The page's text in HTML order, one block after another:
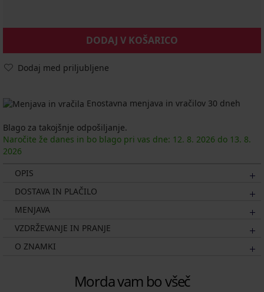
DODAJ V KOŠARICO
Dodaj med priljubljene
Enostavna menjava in vračilov 30 dneh
Blago za takojšnje odpošiljanje.
Naročite že danes in bo blago pri vas dne: 12. 8. 2026 do 13. 8.
2026
OPIS
DOSTAVA IN PLAČILO
MENJAVA
VZDRŽEVANJE IN PRANJE
O ZNAMKI
Morda vam bo všeč